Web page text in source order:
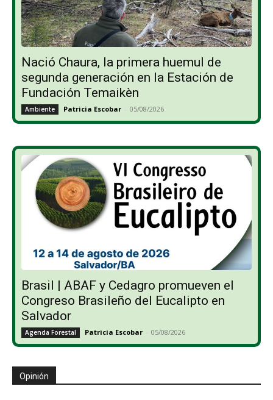
Nació Chaura, la primera huemul de
segunda generación en la Estación de
Fundación Temaikèn
Ambiente Patricia Escobar - 05/08/2026
Brasil | ABAF y Cedagro promueven el
Congreso Brasileño del Eucalipto en
Salvador
Agenda Forestal Patricia Escobar - 05/08/2026
Opinión